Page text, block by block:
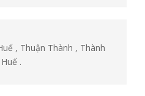
, Thuận Thành , Thành
.